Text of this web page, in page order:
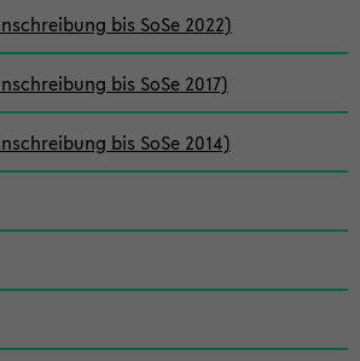
bis SoSe 2022)
bis SoSe 2017)
bis SoSe 2014)